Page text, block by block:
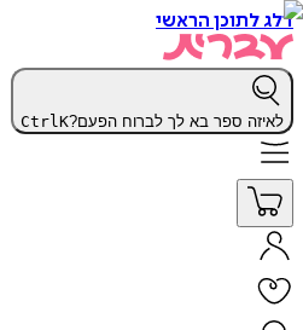
דלג לתוכן הראשי
לאיזה ספר בא לך לברוח הפעם? CtrlK